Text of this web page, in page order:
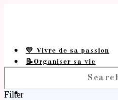
💛 Vivre de sa passion
📝Organiser sa vie
Filter